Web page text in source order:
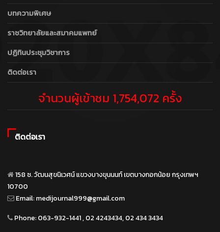
บทความพิเศษ
ราชวิทยาลัยและสมาคมแพทย์
ปฏิทินประชุมวิชาการ
ติดต่อเรา
จำนวนผู้เข้าชม 1,754,072 ครั้ง
ติดต่อเรา
158 ซ. วัฒนสุขนิเวศน์ แขวงบางขุนนนท์ เขตบางกอกน้อย กรุงเทพฯ
10700
Email:medijournal999@gmail.com
Phone:063-932-1441 , 02 4243434, 02 434 3434